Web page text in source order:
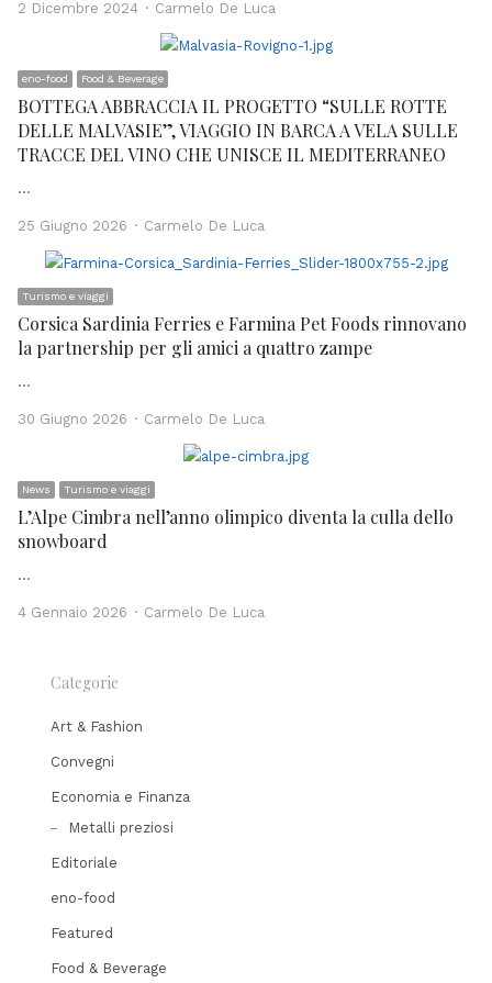
2 Dicembre 2024 Author
Carmelo De Luca
eno-food Food & Beverage
BOTTEGA ABBRACCIA IL PROGETTO “SULLE ROTTE
DELLE MALVASIE”, VIAGGIO IN BARCA A VELA SULLE
TRACCE DEL VINO CHE UNISCE IL MEDITERRANEO
…
25 Giugno 2026 Author
Carmelo De Luca
Turismo e viaggi
Corsica Sardinia Ferries e Farmina Pet Foods rinnovano
la partnership per gli amici a quattro zampe
…
30 Giugno 2026 Author
Carmelo De Luca
News Turismo e viaggi
L’Alpe Cimbra nell’anno olimpico diventa la culla dello
snowboard
…
4 Gennaio 2026 Author
Carmelo De Luca
Categorie
Art & Fashion
Convegni
Economia e Finanza
Metalli preziosi
Editoriale
eno-food
Featured
Food & Beverage